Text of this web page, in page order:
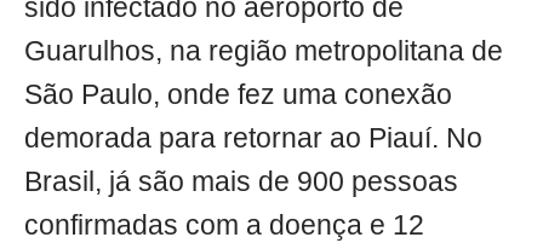
sido infectado no aeroporto de
Guarulhos, na região metropolitana de
São Paulo, onde fez uma conexão
demorada para retornar ao Piauí. No
Brasil, já são mais de 900 pessoas
confirmadas com a doença e 12